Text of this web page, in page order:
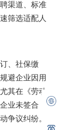
渠道、标准
筛选适配人
、社保缴
避企业因用
其在《劳动
业未签合
争议纠纷。